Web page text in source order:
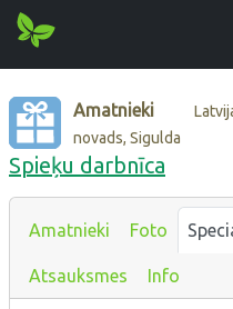
Amatnieki
novads, Sigulda
Spieķu darbnīca
Amatnieki Foto
Atsauksmes Info